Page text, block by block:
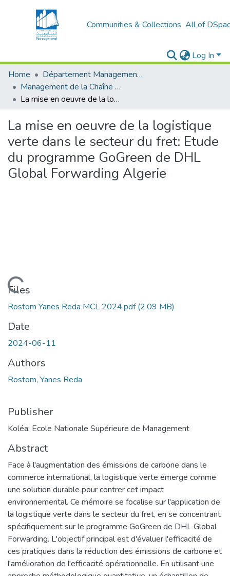
Communities & Collections All of
Log In
Home
Département Management Des Organisations
Management de la Chaîne Logistique (MCL)
La mise en oeuvre de la logistique verte dans le secteur du fret: Etude du programme GoGreen de DHL Global Forwarding Algerie
La mise en oeuvre de la logistique
verte dans le secteur du fret: Etude
du programme GoGreen de DHL
Global Forwarding Algerie
Loading...
Files
Rostom Yanes Reda MCL 2024.pdf(2.09 MB)
Date
2024-06-11
Authors
Rostom, Yanes Reda
Publisher
Koléa: Ecole Nationale Supérieure de Management
Abstract
Face à l'augmentation des émissions de carbone dans le
commerce international, la logistique verte émerge comme
une solution durable pour contrer cet impact
environnemental. Ce mémoire se focalise sur l'application de
la logistique verte dans le secteur du fret, en se concentrant
spécifiquement sur le programme GoGreen de DHL Global
Forwarding. L'objectif principal est d'évaluer l'efficacité de
ces pratiques dans la réduction des émissions de carbone et
l'amélioration de l'efficacité opérationnelle. En utilisant une